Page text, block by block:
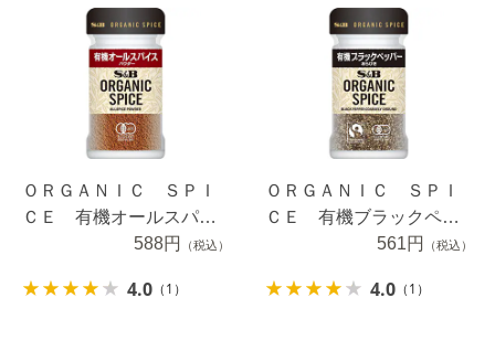
ＯＲＧＡＮＩＣ ＳＰＩ
ＣＥ 有機オールスパイ
ス（パウダー） ２０ｇ
588円 （税込）
4.0 （1）
ＯＲＧＡＮＩＣ ＳＰＩ
ＣＥ 有機ブラックペッ
パー（あらびき） １７.
561円 （税込）
4.0 （1）